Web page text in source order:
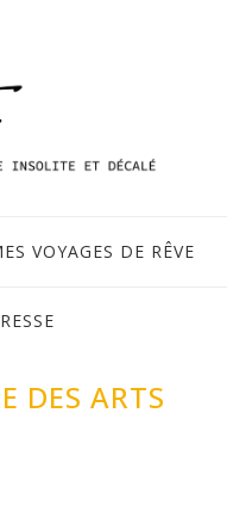
VOYAGES DE RÊVE
DES ARTS